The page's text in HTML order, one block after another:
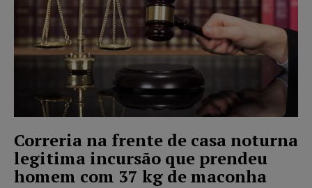
Correria na frente de casa noturna
legitima incursão que prendeu
homem com 37 kg de maconha